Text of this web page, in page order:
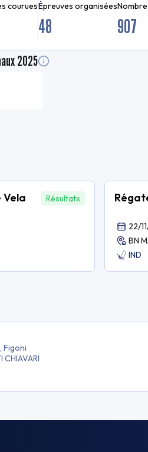
couruesÉpreuves organisées
48 907
2025
Vela Résultats
22/
BN
IND
Figoni
CHIAVARI